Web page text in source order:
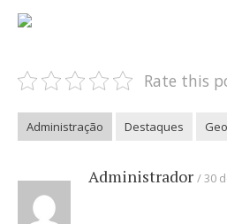
Rate this
Administração Destaques
Administrador 30